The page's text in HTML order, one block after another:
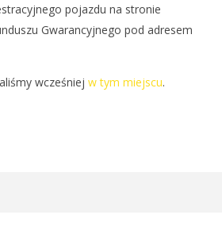
pojazdu na stronie
Gwarancyjnego pod adresem
wcześniej w tym miejscu.